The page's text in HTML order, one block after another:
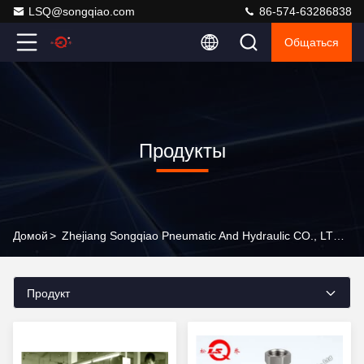
LSQ@songqiao.com 86-574-63286838
Общаться
Продукты
Домой>
Продукт